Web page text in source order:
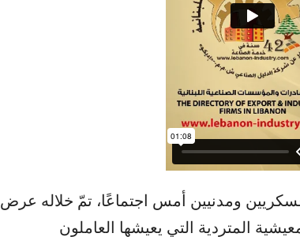
ومدنيين أمس اجتماعًا، تمّ خلاله عرض
المتردية التي يعيشها العاملون